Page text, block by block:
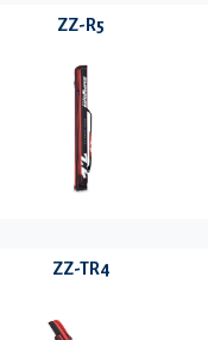
ZZ-R5
ZZ-TR4